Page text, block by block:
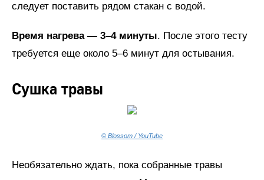
следует поставить рядом стакан с водой.
Время нагрева — 3–4 минуты. После этого тесту
требуется еще около 5–6 минут для остывания.
Сушка травы
© Blossom / YouTube
Необязательно ждать, пока собранные травы